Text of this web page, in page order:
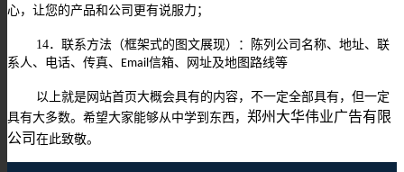
心，让您的产品和公司更有说服力；
14．联系方法（框架式的图文展现）：陈列公司名称、地址、联
系人、电话、传真、
Email 信箱、网址及地图路线等
以上就是网站首页大概会具有的内容，不一定全部具有，但一定
具有大多数。希望大家能够从中学到东西， 郑州大华伟业广告有限
公司 在此致敬。